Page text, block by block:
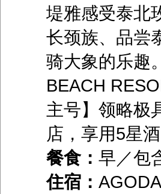
堤雅感受泰北
长颈族、品尝
骑大象的乐趣
BEACH
主号】领略极
店，享用5星
餐食： 早／
住宿：